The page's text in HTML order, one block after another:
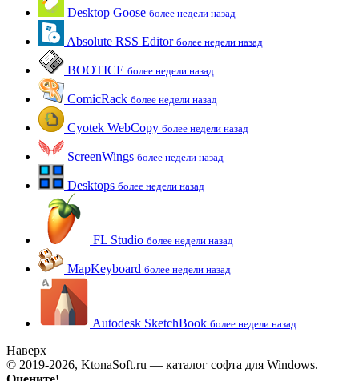
Desktop Goose более недели назад
Absolute RSS Editor более недели назад
BOOTICE более недели назад
ComicRack более недели назад
Cyotek WebCopy более недели назад
ScreenWings более недели назад
Desktops более недели назад
FL Studio более недели назад
MapKeyboard более недели назад
Autodesk SketchBook более недели назад
Наверх
© 2019-2026, KtonaSoft.ru — каталог софта для Windows.